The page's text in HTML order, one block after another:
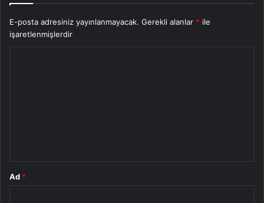
E-posta adresiniz yayınlanmayacak. Gerekli alanlar * ile
işaretlenmişlerdir
Ad *